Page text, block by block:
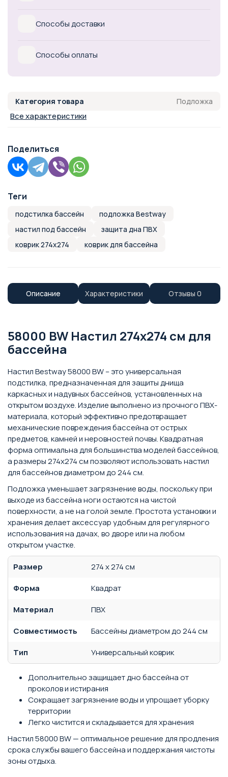
Способы доставки
Способы оплаты
Категория товара Подложка
Все характеристики
Поделиться
Теги
подстилка бассейн
подложка Bestway
настил под бассейн
защита дна ПВХ
коврик 274х274
коврик для бассейна
Описание Характеристики Отзывы 0
58000 BW Настил 274х274 см для
бассейна
Настил Bestway 58000 BW – это универсальная
подстилка, предназначенная для защиты днища
каркасных и надувных бассейнов, установленных на
открытом воздухе. Изделие выполнено из прочного ПВХ-
материала, который эффективно предотвращает
механические повреждения бассейна от острых
предметов, камней и неровностей почвы. Квадратная
форма оптимальна для большинства моделей бассейнов,
а размеры 274х274 см позволяют использовать настил
для бассейнов диаметром до 244 см.
Подложка уменьшает загрязнение воды, поскольку при
выходе из бассейна ноги остаются на чистой
поверхности, а не на голой земле. Простота установки и
хранения делает аксессуар удобным для регулярного
использования на дачах, во дворе или на любом
открытом участке.
Размер
274 x 274 см
Форма
Квадрат
Материал
ПВХ
Совместимость
Бассейны диаметром до 244 см
Тип
Универсальный коврик
Дополнительно защищает дно бассейна от
проколов и истирания
Сокращает загрязнение воды и упрощает уборку
территории
Легко чистится и складывается для хранения
Настил 58000 BW — оптимальное решение для продления
срока службы вашего бассейна и поддержания чистоты
зоны отдыха.